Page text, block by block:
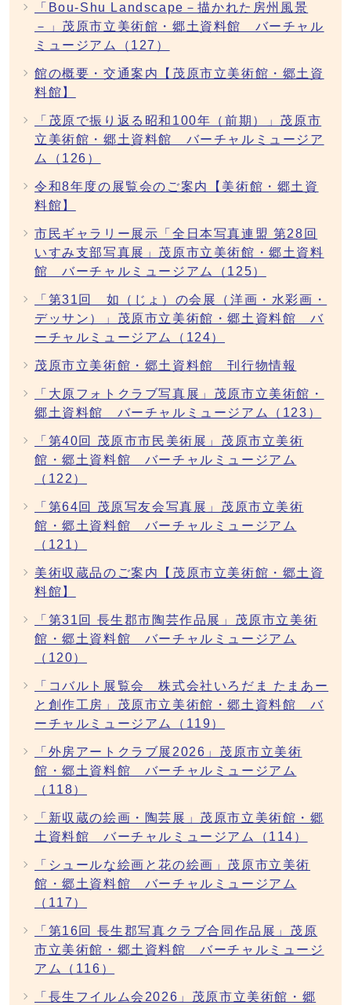
「Bou-Shu Landscape－描かれた房州風景
－」茂原市立美術館・郷土資料館 バーチャル
ミュージアム（127）
館の概要・交通案内【茂原市立美術館・郷土資
料館】
「茂原で振り返る昭和100年（前期）」茂原市
立美術館・郷土資料館 バーチャルミュージア
ム（126）
令和8年度の展覧会のご案内【美術館・郷土資
料館】
市民ギャラリー展示「全日本写真連盟 第28回
いすみ支部写真展」茂原市立美術館・郷土資料
館 バーチャルミュージアム（125）
「第31回 如（じょ）の会展（洋画・水彩画・
デッサン）」茂原市立美術館・郷土資料館 バ
ーチャルミュージアム（124）
茂原市立美術館・郷土資料館 刊行物情報
「大原フォトクラブ写真展」茂原市立美術館・
郷土資料館 バーチャルミュージアム（123）
「第40回 茂原市市民美術展」茂原市立美術
館・郷土資料館 バーチャルミュージアム
（122）
「第64回 茂原写友会写真展」茂原市立美術
館・郷土資料館 バーチャルミュージアム
（121）
美術収蔵品のご案内【茂原市立美術館・郷土資
料館】
「第31回 長生郡市陶芸作品展」茂原市立美術
館・郷土資料館 バーチャルミュージアム
（120）
「コバルト展覧会 株式会社いろだま たまあー
と創作工房」茂原市立美術館・郷土資料館 バ
ーチャルミュージアム（119）
「外房アートクラブ展2026」茂原市立美術
館・郷土資料館 バーチャルミュージアム
（118）
「新収蔵の絵画・陶芸展」茂原市立美術館・郷
土資料館 バーチャルミュージアム（114）
「シュールな絵画と花の絵画」茂原市立美術
館・郷土資料館 バーチャルミュージアム
（117）
「第16回 長生郡写真クラブ合同作品展」茂原
市立美術館・郷土資料館 バーチャルミュージ
アム（116）
「長生フイルム会2026」茂原市立美術館・郷